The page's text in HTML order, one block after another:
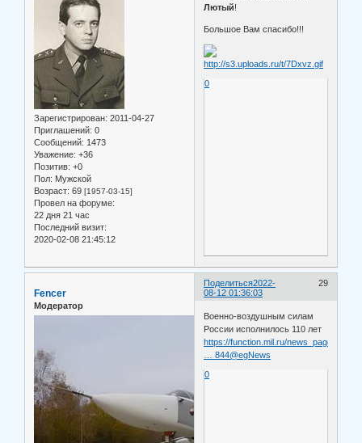
Зарегистрирован: 2011-04-27
Приглашений: 0
Сообщений: 1473
Уважение: +36
Позитив: +0
Пол: Мужской
Возраст: 69 [1957-03-15]
Провел на форуме:
22 дня 21 час
Последний визит:
2020-02-08 21:45:12
Лютый!
Большое Вам спасибо!!!
0
Поделиться 29
2022-
08-12 01:36:03
Fencer
Модератор
Военно-воздушным силам
России исполнилось 110 лет
https://function.mil.ru/news_page/count
… 844@egNews
0